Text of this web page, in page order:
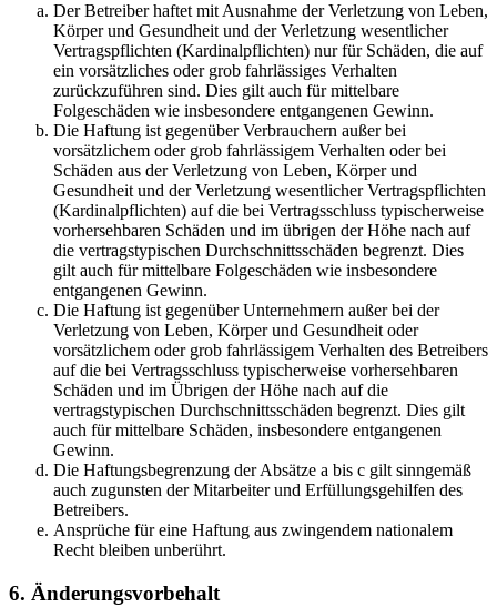
Der Betreiber haftet mit Ausnahme der Verletzung von Leben,
Körper und Gesundheit und der Verletzung wesentlicher
Vertragspflichten (Kardinalpflichten) nur für Schäden, die auf
ein vorsätzliches oder grob fahrlässiges Verhalten
zurückzuführen sind. Dies gilt auch für mittelbare
Folgeschäden wie insbesondere entgangenen Gewinn.
Die Haftung ist gegenüber Verbrauchern außer bei
vorsätzlichem oder grob fahrlässigem Verhalten oder bei
Schäden aus der Verletzung von Leben, Körper und
Gesundheit und der Verletzung wesentlicher Vertragspflichten
(Kardinalpflichten) auf die bei Vertragsschluss typischerweise
vorhersehbaren Schäden und im übrigen der Höhe nach auf
die vertragstypischen Durchschnittsschäden begrenzt. Dies
gilt auch für mittelbare Folgeschäden wie insbesondere
entgangenen Gewinn.
Die Haftung ist gegenüber Unternehmern außer bei der
Verletzung von Leben, Körper und Gesundheit oder
vorsätzlichem oder grob fahrlässigem Verhalten des Betreibers
auf die bei Vertragsschluss typischerweise vorhersehbaren
Schäden und im Übrigen der Höhe nach auf die
vertragstypischen Durchschnittsschäden begrenzt. Dies gilt
auch für mittelbare Schäden, insbesondere entgangenen
Gewinn.
Die Haftungsbegrenzung der Absätze a bis c gilt sinngemäß
auch zugunsten der Mitarbeiter und Erfüllungsgehilfen des
Betreibers.
Ansprüche für eine Haftung aus zwingendem nationalem
Recht bleiben unberührt.
6. Änderungsvorbehalt